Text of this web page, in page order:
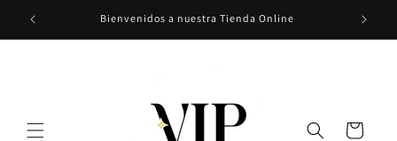
directamente
al contenido
Bienvenidos a nuestra Tienda Online
Carrito